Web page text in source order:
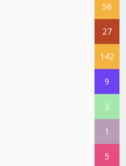
56
27
142
9
3
1
5